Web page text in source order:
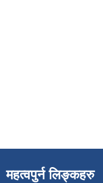
महत्वपुर्न लिङ्कहरु